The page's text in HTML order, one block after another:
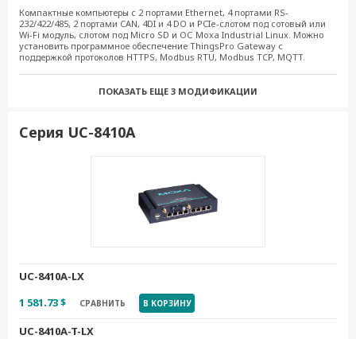
1 332.85 $
СРАВНИТЬ В КОРЗИНУ
UC-5102-T-LX
1 511.58 $
СРАВНИТЬ
1 333.46 $
Компактные компьютеры с 2 портами Ethernet, 4 портами RS-
232/422/485, 2 портами CAN, 4DI и 4 DO и PCIe-слотом под сотовый или
Wi-Fi модуль, слотом под Micro SD и ОС Moxa Industrial Linux. Можно
установить программное обеспечение ThingsPro Gateway с
поддержкой протоколов HTTPS, Modbus RTU, Modbus TCP, MQTT.
ПОКАЗАТЬ ЕЩЕ 3 МОДИФИКАЦИИ
Серия UC-8410A
UC-8410A-LX
1 581.73 $
СРАВНИТЬ В КОРЗИНУ
UC-8410A-T-LX